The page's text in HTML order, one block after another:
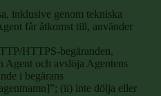
inklusive genom tekniska
får åtkomst till, använder
HTTPS-begäranden,
Agent och avslöja Agentens
i begärans
(ii) inte dölja eller